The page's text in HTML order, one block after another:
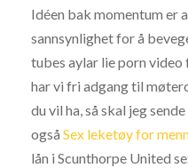
Idéen bak momentum er
sannsynlighet for å
tubes aylar lie porn
har vi fri adgang til
du vil ha, så skal jeg
også Sex leketøy for
lån i Scunthorpe United